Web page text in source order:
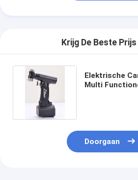
Krijg De Beste
Elektrische
Multi
Doorgaan